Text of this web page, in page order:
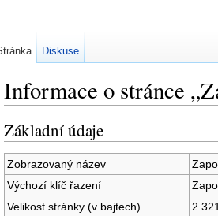
Informace o stránce
Základní údaje
Zobrazovaný název
Výchozí klíč řazení
Velikost stránky (v bajtech)
2
Diskuse